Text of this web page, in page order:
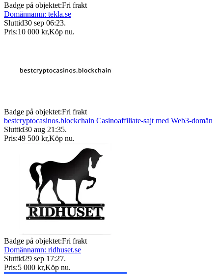
Badge på objektet:Fri frakt
Domännamn: tekla.se
Sluttid30 sep 06:23.
Pris:10 000 kr,Köp nu.
Badge på objektet:Fri frakt
bestcryptocasinos.blockchain Casinoaffiliate-sajt med Web3-domän
Sluttid30 aug 21:35.
Pris:49 500 kr,Köp nu.
Badge på objektet:Fri frakt
Domännamn: ridhuset.se
Sluttid29 sep 17:27.
Pris:5 000 kr,Köp nu.